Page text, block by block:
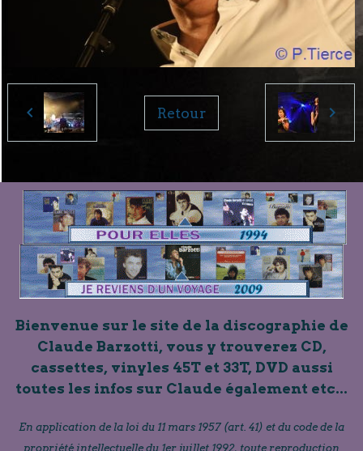
Retour
Bienvenue sur le site de la discographie de
Claude Barzotti, vous y trouverez CD,
cassettes, vinyles 45T et 33T, DVD aussi
toutes les infos sur Claude également etc...
En application de la loi du 11 mars 1957 (art. 41) et du code de la
propriété intellectuelle du 1er juillet 1992, toute reproduction